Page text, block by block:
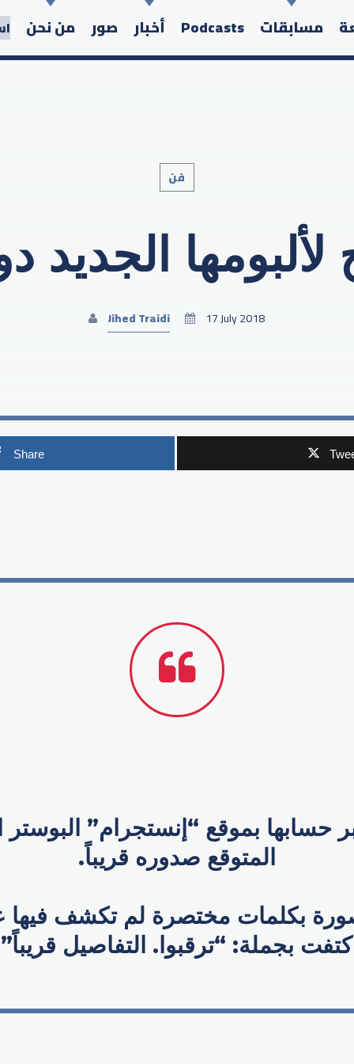
مسابقات Podcasts أخبار صور من نحن
Search in the website:
فن
لألبومها الجديد
Jihed Traidi 17 July 2018
Share
حسابها بموقع “إنستجرام” البوستر
المتوقع صدوره قريباً.
بكلمات مختصرة لم تكشف فيها
بجملة: “ترقبوا. التفاصيل